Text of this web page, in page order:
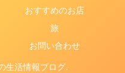
おすすめのお店
旅
お問い合わせ
生活情報ブログ.